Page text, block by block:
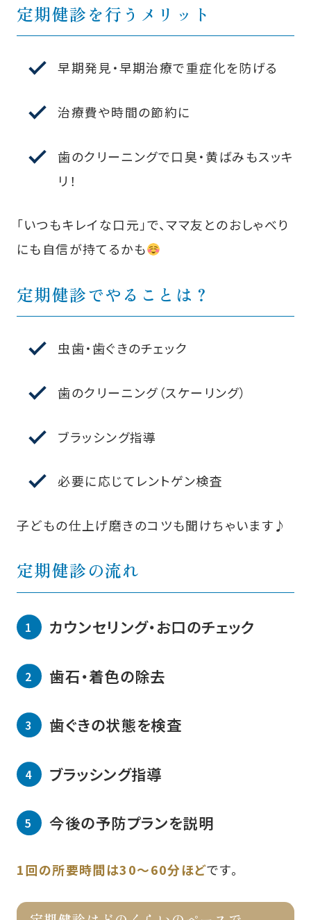
定期健診を行うメリット
早期発見・早期治療で重症化を防げる
治療費や時間の節約に
歯のクリーニングで口臭・黄ばみもスッキ
リ！
「いつもキレイな口元」で、ママ友とのおしゃべり
にも自信が持てるかも
定期健診でやることは？
虫歯・歯ぐきのチェック
歯のクリーニング（スケーリング）
ブラッシング指導
必要に応じてレントゲン検査
子どもの仕上げ磨きのコツも聞けちゃいます♪
定期健診の流れ
カウンセリング・お口のチェック
歯石・着色の除去
歯ぐきの状態を検査
ブラッシング指導
今後の予防プランを説明
1回の所要時間は30〜60分ほどです。